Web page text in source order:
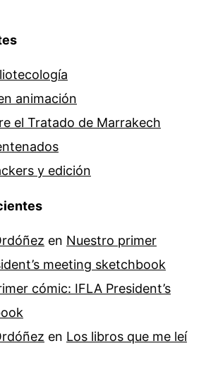
animación
el Tratado de Marrakech
y edición
en Nuestro primer
meeting sketchbook
cómic: IFLA President’s
en Los libros que me leí